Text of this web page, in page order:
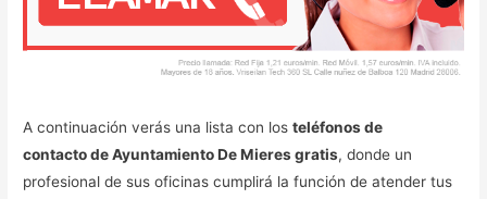
A continuación verás una lista con losteléfonos de
contacto de Ayuntamiento De Mieres gratis, donde un
profesional de sus oficinas cumplirá la función de atender tus